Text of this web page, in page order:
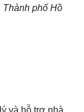
Thành phố Hồ
và hỗ trợ nhà